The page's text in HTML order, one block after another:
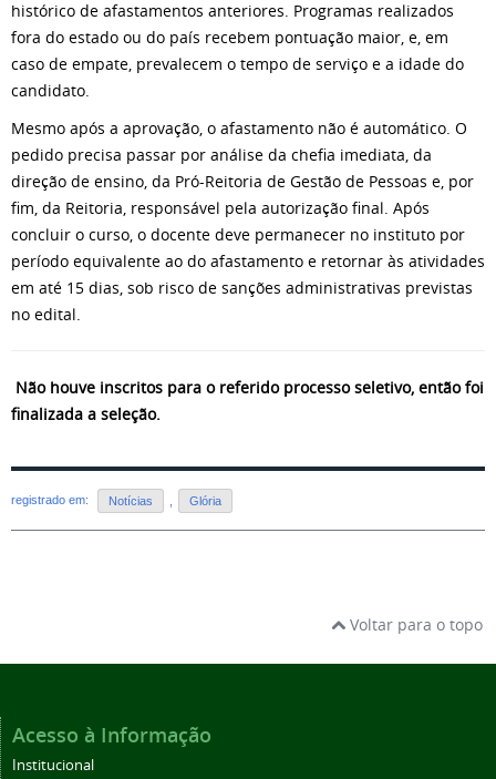
histórico de afastamentos anteriores. Programas realizados
fora do estado ou do país recebem pontuação maior, e, em
caso de empate, prevalecem o tempo de serviço e a idade do
candidato.
Mesmo após a aprovação, o afastamento não é automático. O
pedido precisa passar por análise da chefia imediata, da
direção de ensino, da Pró-Reitoria de Gestão de Pessoas e, por
fim, da Reitoria, responsável pela autorização final. Após
concluir o curso, o docente deve permanecer no instituto por
período equivalente ao do afastamento e retornar às atividades
em até 15 dias, sob risco de sanções administrativas previstas
no edital.
Não houve inscritos para o referido processo seletivo, então foi
finalizada a seleção.
registrado em: Notícias Glória
Voltar para o topo
Acesso à Informação
Institucional